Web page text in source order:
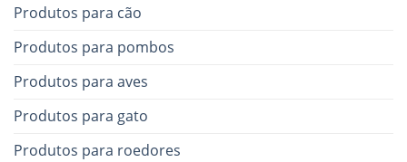
Produtos para cão
Produtos para pombos
Produtos para aves
Produtos para gato
Produtos para roedores